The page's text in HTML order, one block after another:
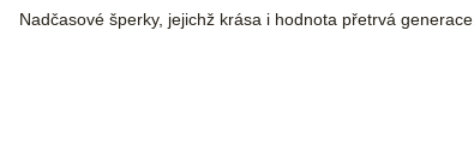
Nadčasové šperky, jejichž krása i hodnota přetrvá